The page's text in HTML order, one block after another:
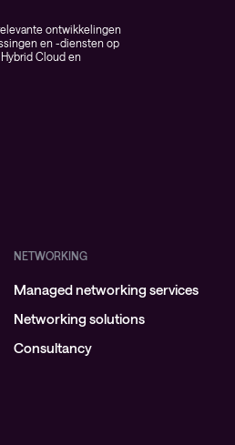
ontwikkelingen
en -diensten op
Cloud en
NETWORKING
Managed networking services
Networking solutions
Consultancy